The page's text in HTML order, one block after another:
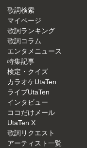
歌詞検索
マイページ
歌詞ランキング
歌詞コラム
エンタメニュース
特集記事
検定・クイズ
カラオケUtaTen
ライブUtaTen
インタビュー
ココだけメール
UtaTen X
歌詞リクエスト
アーティスト一覧